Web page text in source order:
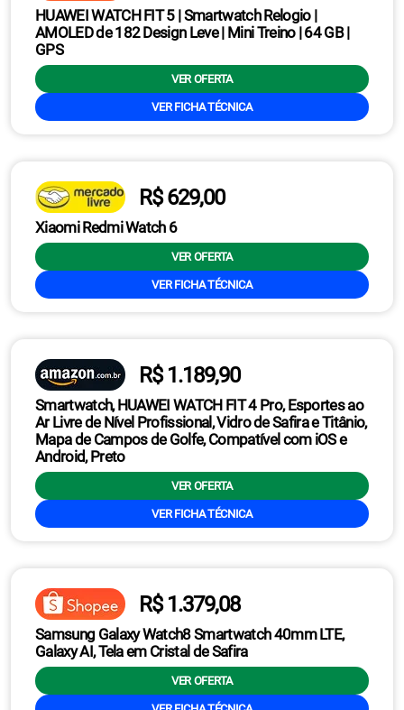
HUAWEI WATCH FIT 5 | Smartwatch Relogio |
AMOLED de 182 Design Leve | Mini Treino | 64 GB |
GPS
VER OFERTA
VER FICHA TÉCNICA
R$ 629,00
Xiaomi Redmi Watch 6
VER OFERTA
VER FICHA TÉCNICA
R$ 1.189,90
Smartwatch, HUAWEI WATCH FIT 4 Pro, Esportes ao
Ar Livre de Nível Profissional, Vidro de Safira e Titânio,
Mapa de Campos de Golfe, Compatível com iOS e
Android, Preto
VER OFERTA
VER FICHA TÉCNICA
R$ 1.379,08
Samsung Galaxy Watch8 Smartwatch 40mm LTE,
Galaxy AI, Tela em Cristal de Safira
VER OFERTA